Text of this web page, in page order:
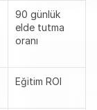
90 günlük
elde tutma
oranı
Eğitim ROI